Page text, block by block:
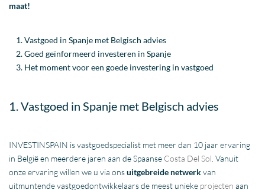
maat!
Vastgoed in Spanje met Belgisch advies
Goed geïnformeerd investeren in Spanje
Het moment voor een goede investering in vastgoed
1. Vastgoed in Spanje met Belgisch advies
INVESTINSPAIN is vastgoedspecialist met meer dan 10 jaar ervaring
in België en meerdere jaren aan de Spaanse Costa Del Sol . Vanuit
onze ervaring willen we u via onsuitgebreide netwerkvan
uitmuntende vastgoedontwikkelaars de meest unieke projecten aan